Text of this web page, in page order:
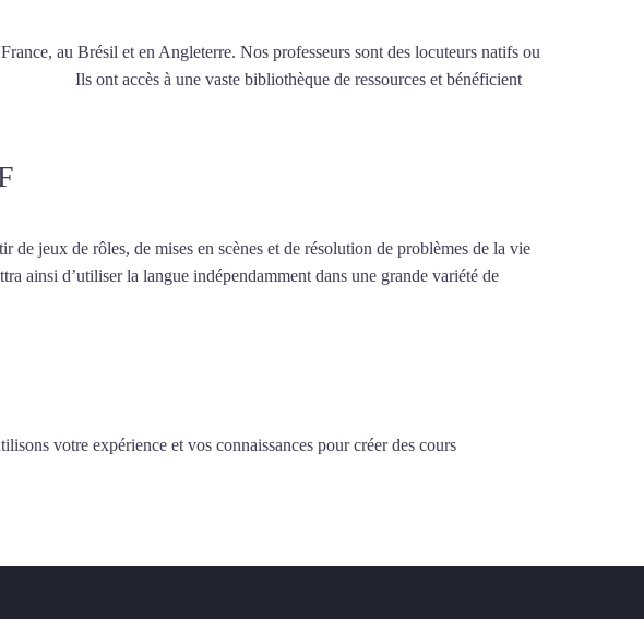
au Brésil et en Angleterre. Nos professeurs sont des locuteurs natifs ou
Ils ont accès à une vaste bibliothèque de ressources et bénéficient
jeux de rôles, de mises en scènes et de résolution de problèmes de la vie
ainsi d’utiliser la langue indépendamment dans une grande variété de
votre expérience et vos connaissances pour créer des cours